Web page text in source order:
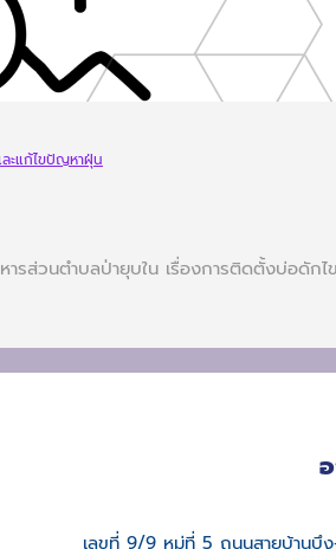
ะแก้ไขปัญหาฝุ่น
ส่วนตำบลป่ายุบใน เรื่องการติดตั้งบ่อดักไ
เลขที่ 9/9 หมู่ที่ 5 ถนนสายบ้านบึง